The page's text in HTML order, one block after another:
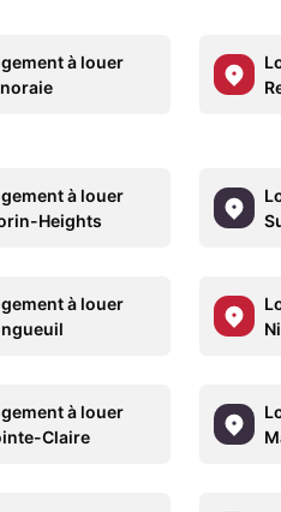
à louer
à louer
Heights
à louer
à louer
Claire